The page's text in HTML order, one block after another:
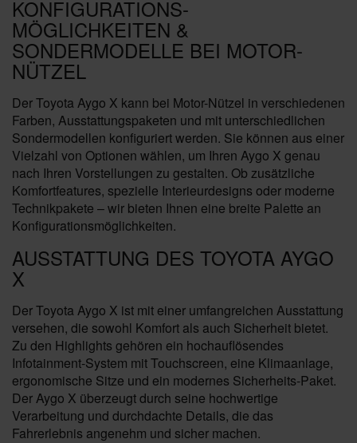
KONFIGURATIONS-
MÖGLICHKEITEN &
SONDERMODELLE BEI MOTOR-
NÜTZEL
Der Toyota Aygo X kann bei Motor-Nützel in verschiedenen
Farben, Ausstattungspaketen und mit unterschiedlichen
Sondermodellen konfiguriert werden. Sie können aus einer
Vielzahl von Optionen wählen, um Ihren Aygo X genau
nach Ihren Vorstellungen zu gestalten. Ob zusätzliche
Komfortfeatures, spezielle Interieurdesigns oder moderne
Technikpakete – wir bieten Ihnen eine breite Palette an
Konfigurationsmöglichkeiten.
AUSSTATTUNG DES TOYOTA AYGO
X
Der Toyota Aygo X ist mit einer umfangreichen Ausstattung
versehen, die sowohl Komfort als auch Sicherheit bietet.
Zu den Highlights gehören ein hochauflösendes
Infotainment-System mit Touchscreen, eine Klimaanlage,
ergonomische Sitze und ein modernes Sicherheits-Paket.
Der Aygo X überzeugt durch seine hochwertige
Verarbeitung und durchdachte Details, die das
Fahrerlebnis angenehm und sicher machen.